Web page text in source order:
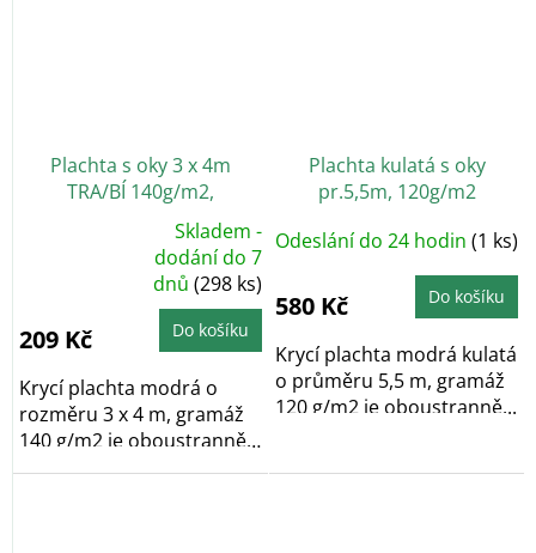
Plachta s oky 3 x 4m
TRA/BÍ 140g/m2,
kašírovaná
z
5
hvězdiček.
Skladem -
dodání do 7
dnů(298 ks)
209 Kč Do košíku
Krycí plachta modrá o
rozměru 3 x 4 m, gramáž
140 g/m2 je oboustranně
laminovaná a po...
Plachta kulatá s oky
pr.5,5m, 120g/m2
Odeslání do 24 hodin (1 ks)
580 Kč Do košíku
Krycí plachta modrá kulatá
o průměru 5,5 m, gramáž
120 g/m2 je oboustranně...